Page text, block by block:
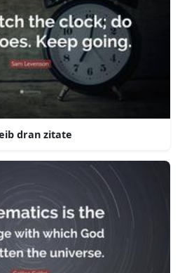
dran zitate